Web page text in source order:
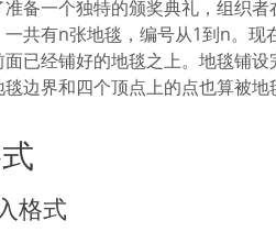
准备一个独特的颁奖典礼，组织
一共有n张地毯，编号从1到n。现
面已经铺好的地毯之上。地毯铺
毯边界和四个顶点上的点也算被地
格式